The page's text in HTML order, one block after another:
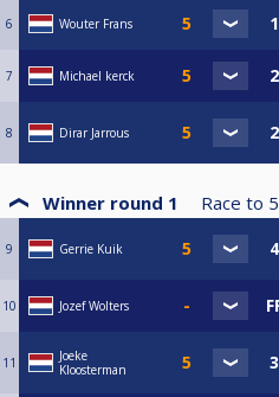
6 Wouter Frans
7 Michael kerck
8 Dirar Jarrous
Winner round 1 Race to 5
9 Gerrie Kuik
10 Jozef Wolters
11
Joeke
Kloosterman